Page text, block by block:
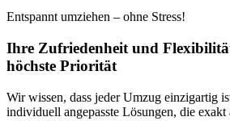
Entspannt umziehen – ohne Stress!
Ihre Zufriedenheit und
höchste Priorität
Wir wissen, dass jeder Umzug einzigartig
individuell angepasste Lösungen, die exakt